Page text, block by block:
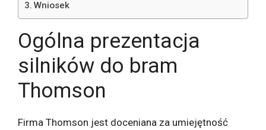
Wniosek
Ogólna prezentacja
silników do bram
Thomson
Firma Thomson jest doceniana za umiejętność